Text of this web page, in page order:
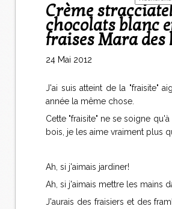
Crème stracciatella aux
chocolats blanc
fraises Mara des
24 Mai 2012
J'ai suis atteint de la "fraisite"
année la même chose.
Cette "fraisite" ne se soigne
bois, je les aime vraiment plus
Ah, si j'aimais jardiner!
Ah, si j'aimais mettre les mains
J'aurais des fraisiers et des